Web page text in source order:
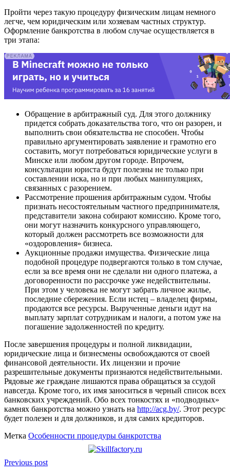
Пройти через такую процедуру физическим лицам немного
легче, чем юридическим или хозяевам частных структур.
Оформление банкротства в любом случае осуществляется в
три этапа:
Обращение в арбитражный суд. Для этого должнику
придется собрать доказательства того, что он разорен, и
выполнить свои обязательства не способен. Чтобы
правильно аргументировать заявление и грамотно его
составить, могут потребоваться юридические услуги в
Минске или любом другом городе. Впрочем,
консультации юриста будут полезны не только при
составлении иска, но и при любых манипуляциях,
связанных с разорением.
Рассмотрение прошения арбитражным судом. Чтобы
признать несостоятельным частного предпринимателя,
представители закона собирают комиссию. Кроме того,
они могут назначить конкурсного управляющего,
который должен рассмотреть все возможности для
«оздоровления» бизнеса.
Аукционные продажи имущества. Физические лица
подобной процедуре подвергаются только в том случае,
если за все время они не сделали ни одного платежа, а
договоренности по рассрочке уже недействительны.
При этом у человека не могут забрать личное жилье,
последние сбережения. Если истец – владелец фирмы,
продаются все ресурсы. Вырученные деньги идут на
выплату зарплат сотрудникам и налоги, а потом уже на
погашение задолженностей по кредиту.
После завершения процедуры и полной ликвидации,
юридические лица и бизнесмены освобождаются от своей
финансовой деятельности. Их лицензии и прочие
разрешительные документы признаются недействительными.
Рядовые же граждане лишаются права обращаться за ссудой
навсегда. Кроме того, их имя заноситься в черный список всех
банковских учреждений. Обо всех тонкостях и «подводных»
камнях банкротства можно узнать на http://acg.by/. Этот ресурс
будет полезен и для должников, и для самих кредиторов.
Метка Особенности процедуры банкротства
Previous post